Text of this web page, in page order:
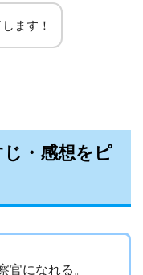
ます！
じ・感想をピ
官になれる。